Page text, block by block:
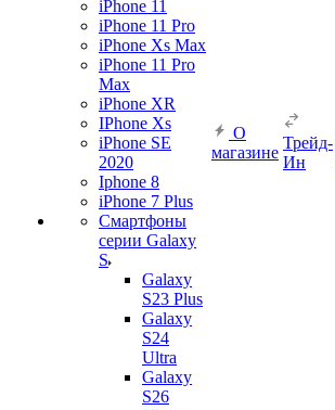
iPhone 11
iPhone 11 Pro
iPhone Xs Max
iPhone 11 Pro
Max
iPhone XR
IPhone Xs
iPhone SE
2020
Iphone 8
iPhone 7 Plus
Смартфоны
серии Galaxy
S
Galaxy
S23 Plus
Galaxy
S24
Ultra
Galaxy
S26
О
магазине
Трейд-
Ин